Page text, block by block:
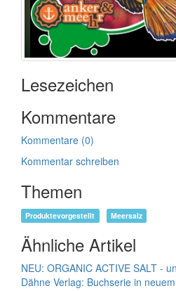
Lesezeichen
Kommentare
Kommentare (0)
Kommentar schreiben
Themen
Produktevorgestellt Meersalz
Ähnliche Artikel
NEU: ORGANIC ACTIVE SALT -
Dähne Verlag: Buchserie in